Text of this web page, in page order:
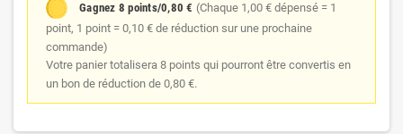
Gagnez 8 points/0,80 € (Chaque 1,00 € dépensé = 1
point, 1 point = 0,10 € de réduction sur une prochaine
commande)
Votre panier totalisera 8 points qui pourront être convertis en
un bon de réduction de 0,80 €.